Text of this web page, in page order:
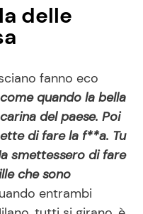
delle
fanno eco
quando la bella
del paese. Poi
di fare la f**a. Tu
smettessero di fare
che sono
entrambi